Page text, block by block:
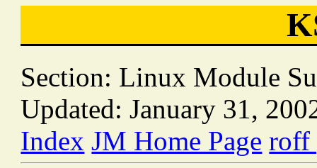
Section: Linux Module
Updated: January 31,
Index JM Home Page roff